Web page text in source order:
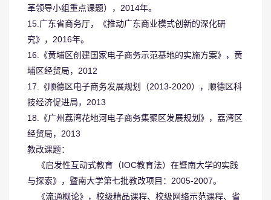
革领导小组重点课题），2014年。
15.广东省商务厅，《推动广东商业模式创新的深化研
究》，2016年。
16.《黄埔区创建国家电子商务示范基地的实施方案》，黄
埔区经贸局，2012
17.《顺德区电子商务发展规划（2013-2020），顺德区科
技经济促进局，2013
18.《广州荔湾花地河电子商务集聚区发展规划》，荔湾区
经贸局，2013
教改课题：
《启发性互动式教育（IOC教育法）在暨南大学的实践
与探索》，暨南大学第七批教改项目：2005-2007。
《流通概论》，校级精品课程、校级网络示范课程、省